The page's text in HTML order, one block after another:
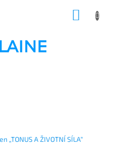
„TONUS A ŽIVOTNÍ SÍLA“